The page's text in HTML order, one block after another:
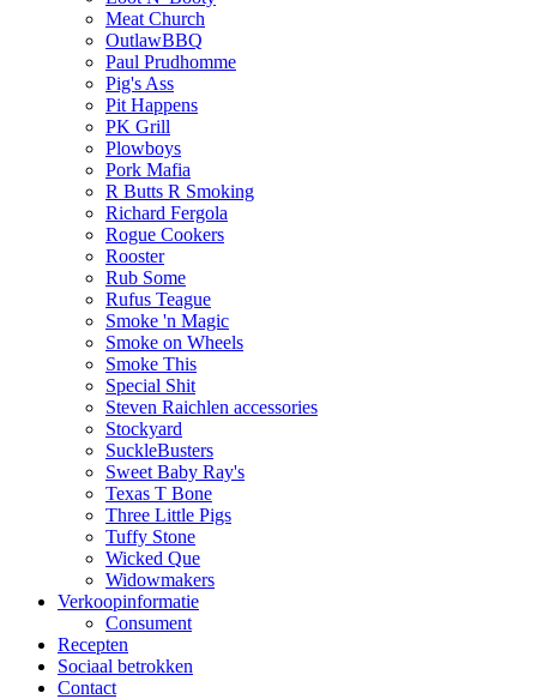
Meat Church
OutlawBBQ
Paul Prudhomme
Pig's Ass
Pit Happens
PK Grill
Plowboys
Pork Mafia
R Butts R Smoking
Richard Fergola
Rogue Cookers
Rooster
Rub Some
Rufus Teague
Smoke 'n Magic
Smoke on Wheels
Smoke This
Special Shit
Steven Raichlen accessories
Stockyard
SuckleBusters
Sweet Baby Ray's
Texas T Bone
Three Little Pigs
Tuffy Stone
Wicked Que
Widowmakers
Verkoopinformatie
Consument
Recepten
Sociaal betrokken
Contact